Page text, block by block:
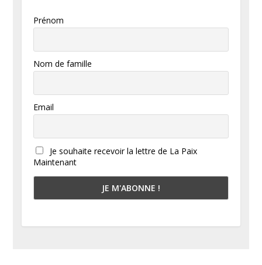
Prénom
Nom de famille
Email
Je souhaite recevoir la lettre de La Paix
Maintenant